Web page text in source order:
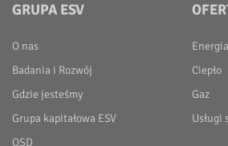
GRUPA ESV
O nas
Badania i Rozwój
Gdzie jesteśmy
Grupa kapitałowa ESV
OSD
Ciepło
Gaz
Usługi